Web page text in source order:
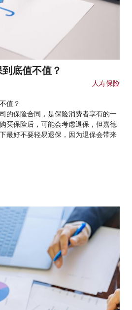
到底值不值？
人寿保险
值？
的保险合同，是保险消费者享有的一
买保险后，可能会考虑退保，但嘉德
最好不要轻易退保，因为退保会带来